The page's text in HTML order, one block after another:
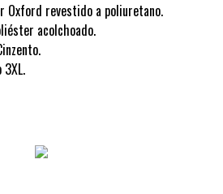
Oxford revestido a poliuretano.
acolchoado.
3XL.